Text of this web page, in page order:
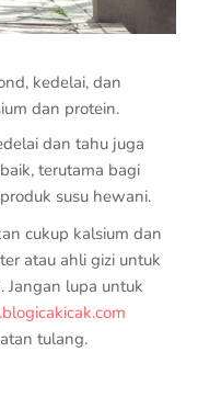
kedelai, dan
dan protein.
dan tahu juga
terutama bagi
susu hewani.
cukup kalsium dan
atau ahli gizi untuk
Jangan lupa untuk
tulang.